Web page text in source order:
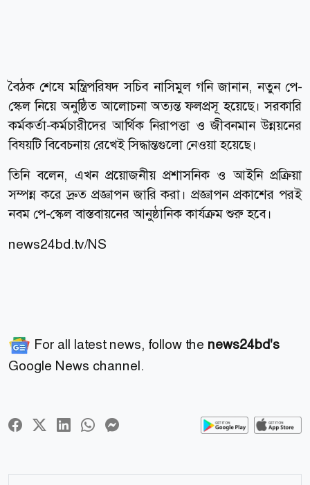
বৈঠক শেষে মন্ত্রিপরিষদ সচিব নাসিমুল গনি জানান, নতুন পে-
স্কেল নিয়ে অনুষ্ঠিত আলোচনা অত্যন্ত ফলপ্রসূ হয়েছে। সরকারি
কর্মকর্তা-কর্মচারীদের আর্থিক নিরাপত্তা ও জীবনমান উন্নয়নের
বিষয়টি বিবেচনায় রেখেই সিদ্ধান্তগুলো নেওয়া হয়েছে।
তিনি বলেন, এখন প্রয়োজনীয় প্রশাসনিক ও আইনি প্রক্রিয়া
সম্পন্ন করে দ্রুত প্রজ্ঞাপন জারি করা। প্রজ্ঞাপন প্রকাশের পরই
নবম পে-স্কেল বাস্তবায়নের আনুষ্ঠানিক কার্যক্রম শুরু হবে।
news24bd.tv/NS
For all latest news, follow the news24bd's
Google News channel.